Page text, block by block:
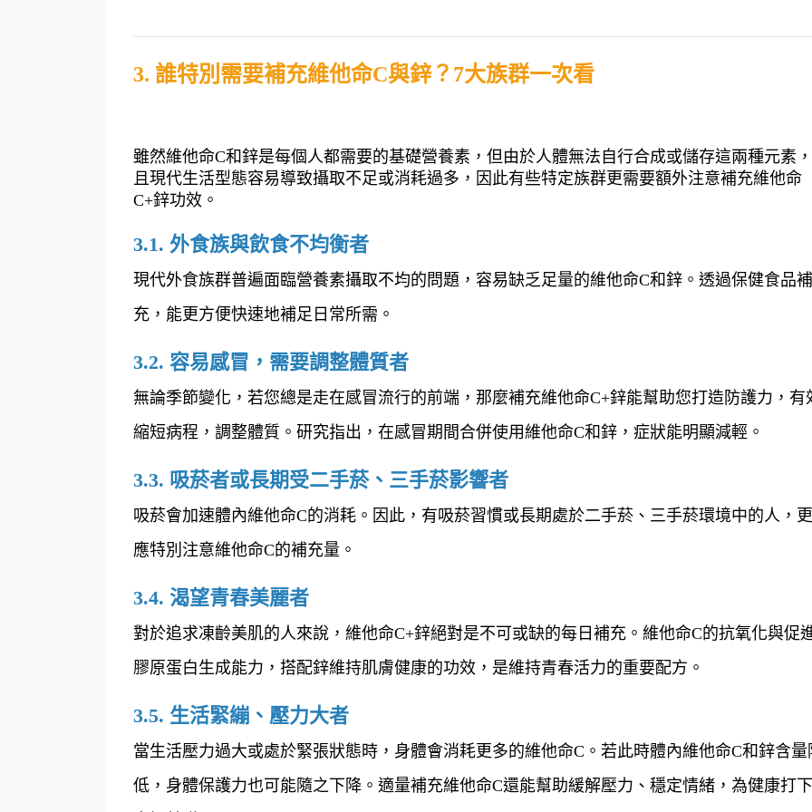
3. 誰特別需要補充維他命C與鋅？7大族群一次看
雖然維他命C和鋅是每個人都需要的基礎營養素，但由於人體無法自行合成或儲存這兩種元素，
且現代生活型態容易導致攝取不足或消耗過多，因此有些特定族群更需要額外注意補充維他命
C+鋅功效。
3.1. 外食族與飲食不均衡者
現代外食族群普遍面臨營養素攝取不均的問題，容易缺乏足量的維他命C和鋅。透過保健食品補
充，能更方便快速地補足日常所需。
3.2. 容易感冒，需要調整體質者
無論季節變化，若您總是走在感冒流行的前端，那麼補充維他命C+鋅能幫助您打造防護力，有
縮短病程，調整體質。研究指出，在感冒期間合併使用維他命C和鋅，症狀能明顯減輕。
3.3. 吸菸者或長期受二手菸、三手菸影響者
吸菸會加速體內維他命C的消耗。因此，有吸菸習慣或長期處於二手菸、三手菸環境中的人，更
應特別注意維他命C的補充量。
3.4. 渴望青春美麗者
對於追求凍齡美肌的人來說，維他命C+鋅絕對是不可或缺的每日補充。維他命C的抗氧化與促
膠原蛋白生成能力，搭配鋅維持肌膚健康的功效，是維持青春活力的重要配方。
3.5. 生活緊繃、壓力大者
當生活壓力過大或處於緊張狀態時，身體會消耗更多的維他命C。若此時體內維他命C和鋅含量
低，身體保護力也可能隨之下降。適量補充維他命C還能幫助緩解壓力、穩定情緒，為健康打下